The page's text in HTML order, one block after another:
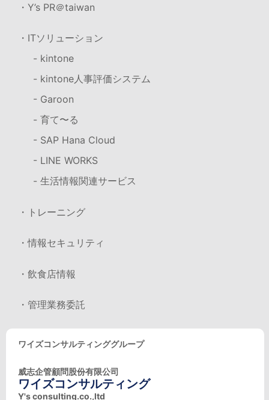
・Y’s PR＠taiwan
・ITソリューション
- kintone
- kintone人事評価システム
- Garoon
- 育て〜る
- SAP Hana Cloud
- LINE WORKS
- 生活情報関連サービス
・トレーニング
・情報セキュリティ
・飲食店情報
・管理業務委託
ワイズコンサルティンググループ
威志企管顧問股份有限公司
ワイズコンサルティング
Y's consulting.co.,ltd